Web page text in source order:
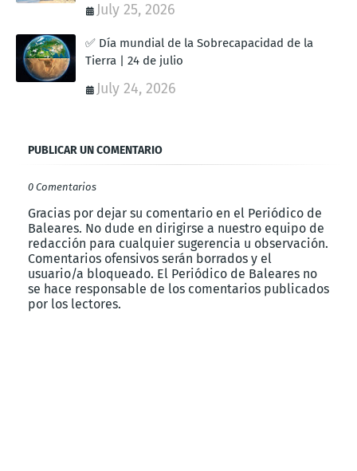
July 25, 2026
✅ Día mundial de la Sobrecapacidad de la
Tierra | 24 de julio
July 24, 2026
PUBLICAR UN COMENTARIO
0 Comentarios
Gracias por dejar su comentario en el Periódico de
Baleares. No dude en dirigirse a nuestro equipo de
redacción para cualquier sugerencia u observación.
Comentarios ofensivos serán borrados y el
usuario/a bloqueado. El Periódico de Baleares no
se hace responsable de los comentarios publicados
por los lectores.